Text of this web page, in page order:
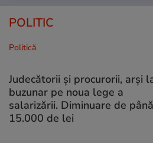
POLITIC
Politică
Judecătorii și procurorii, arși
buzunar pe noua lege a
salarizării. Diminuare de
15.000 de lei